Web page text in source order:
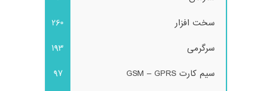
سخت افزار
260
سرگرمی
193
سیم کارت GSM – GPRS
97